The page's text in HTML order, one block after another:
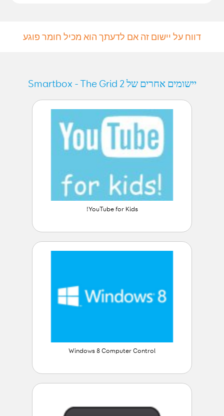
דווח על יישום זה אם לדעתך הוא מכיל חומר פוגע
יישומים אחרים של Smartbox - The Grid 2
YouTube for Kids!
Windows 8 Computer Control